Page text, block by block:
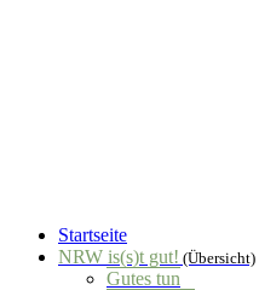
Startseite
NRW is(s)t gut! (Übersicht)
Gutes tun